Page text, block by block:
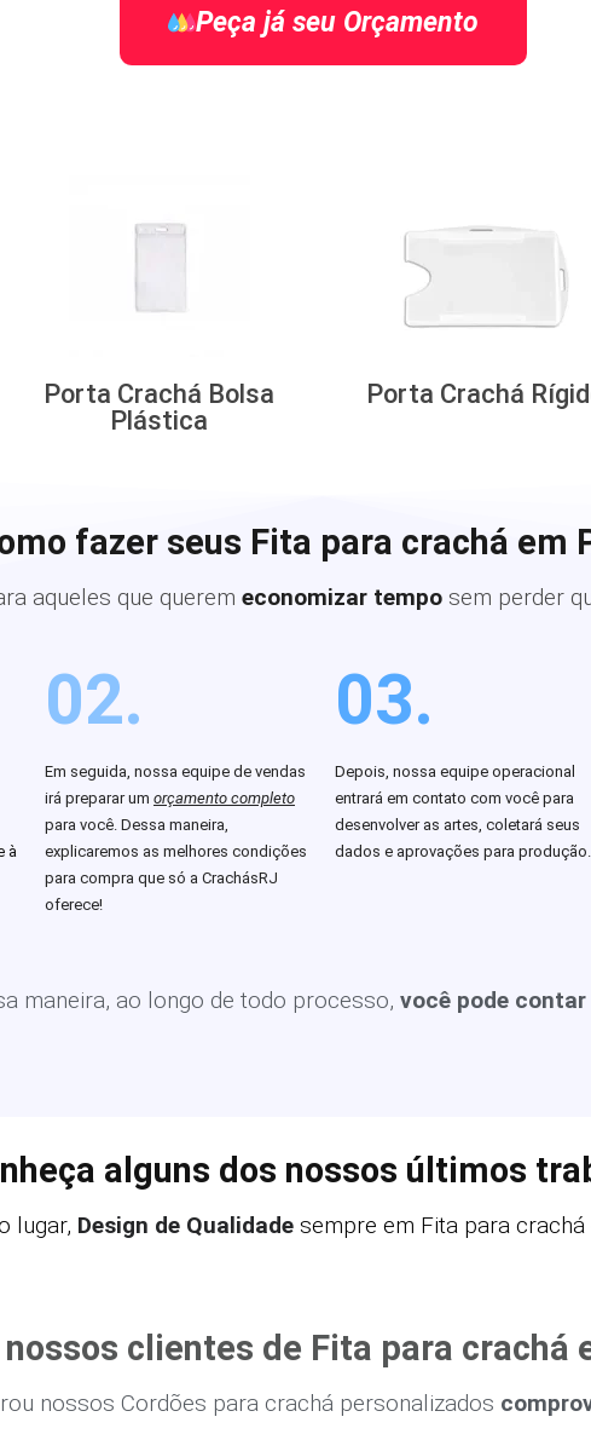
Peça já seu Orçamento
Porta Crachá Bolsa
Plástica
Porta Crachá
fazer seus Fita para crachá em
aqueles que querem economizar tempo sem perder
à
02.
Em seguida, nossa equipe de vendas
irá preparar um orçamento completo
para você. Dessa maneira,
explicaremos as melhores condições
para compra que só a CrachásRJ
oferece!
03.
Depois, nossa equipe operacional
entrará em contato com você para
desenvolver as artes, coletará seus
dados e aprovações para produção.
maneira, ao longo de todo processo, você pode
alguns dos nossos últimos
lugar, Design de Qualidade sempre em Fita para crachá
clientes de Fita para crachá
nossos Cordões para crachá personalizados